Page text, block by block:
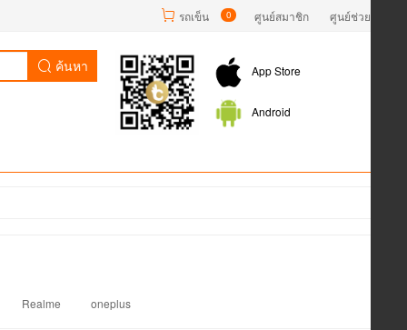
รถเข็น 0 ศูนย์สมาชิก ศูนย์ช่วยเหลือ
ค้นหา App Store
Android
Realme oneplus